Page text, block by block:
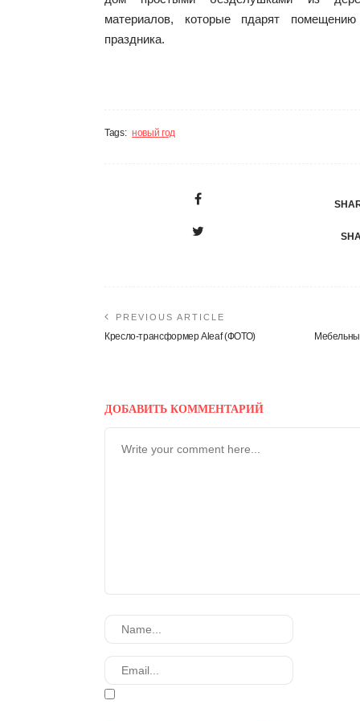
материалов, которые пдарят
праздника.
Tags: новый год
PREVIOUS ARTICLE
Кресло-трансформер Aleaf (ФОТО)
ДОБАВИТЬ КОММЕНТАРИЙ